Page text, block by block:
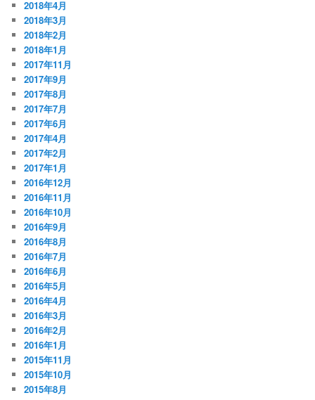
2018年4月
2018年3月
2018年2月
2018年1月
2017年11月
2017年9月
2017年8月
2017年7月
2017年6月
2017年4月
2017年2月
2017年1月
2016年12月
2016年11月
2016年10月
2016年9月
2016年8月
2016年7月
2016年6月
2016年5月
2016年4月
2016年3月
2016年2月
2016年1月
2015年11月
2015年10月
2015年8月